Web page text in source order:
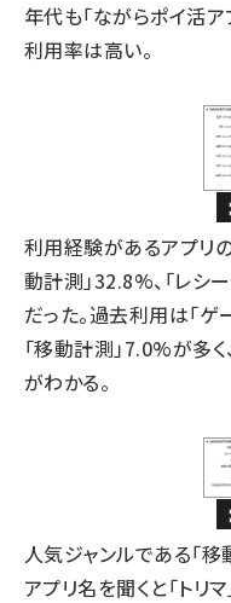
年代も「ながらポイ活ア
利用率は高い。
利用経験があるアプリ
動計測」32.8%、「レシ
だった。過去利用は「ゲ
「移動計測」7.0%が多
がわかる。
人気ジャンルである「
アプリ名を聞くと「トリ